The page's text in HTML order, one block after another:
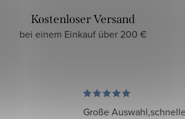
Kostenloser Versand
bei einem Einkauf über 200 €
Große